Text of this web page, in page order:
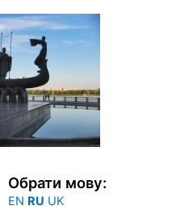
Обрати мову:
EN RU UK